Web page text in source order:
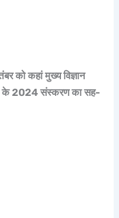
को कहां मुख्य विज्ञान
के 2024 संस्करण का सह-